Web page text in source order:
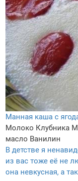
Манная каша с
Молоко Клубника
масло Ванилин
В детстве я
из вас тоже её не
она невкусная, а